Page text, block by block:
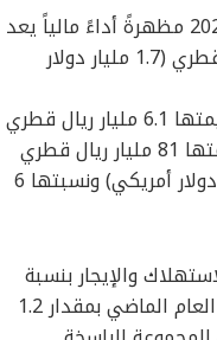
أصدرت مجموعة الخطوط الجوية القطرية تقريرها السنوي عن السنة المالية 2024/2023 مظهرةً أداءً مالياً يعد
الأقوى في تاريخها الممتد على مدار 27 عاماً، حيث بلغ صافي الأرباح 6.1 مليار ريال قطري (1.7 مليار دولار
كما وسجّلت المجموعة الحائزة على العديد من الجوائز العالمية أرباحاً صافية بلغت قيمتها 6.1 مليار ريال قطري
(1.7 مليار دولار أمريكي) خلال السنة المالية 2024/2023، بإجمالي عائدات وصلت قيمتها 81 مليار ريال قطري
(22.2 مليار دولار أمريكي)، محققةً بذلك زيادة قدرها 4.7 مليار ريال قطري (1.3 مليار دولار أمريكي) ونسبتها 6
والإيجار بنسبة
بلغت 24 بالمئة، أي 19.1 مليار ريال قطري (5.2 مليار دولار أمريكي)، بقيمة أعلى من العام الماضي بمقدار 1.2